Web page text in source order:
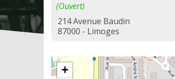
(Ouvert)
214 Avenue Baudin
87000 - Limoges
+